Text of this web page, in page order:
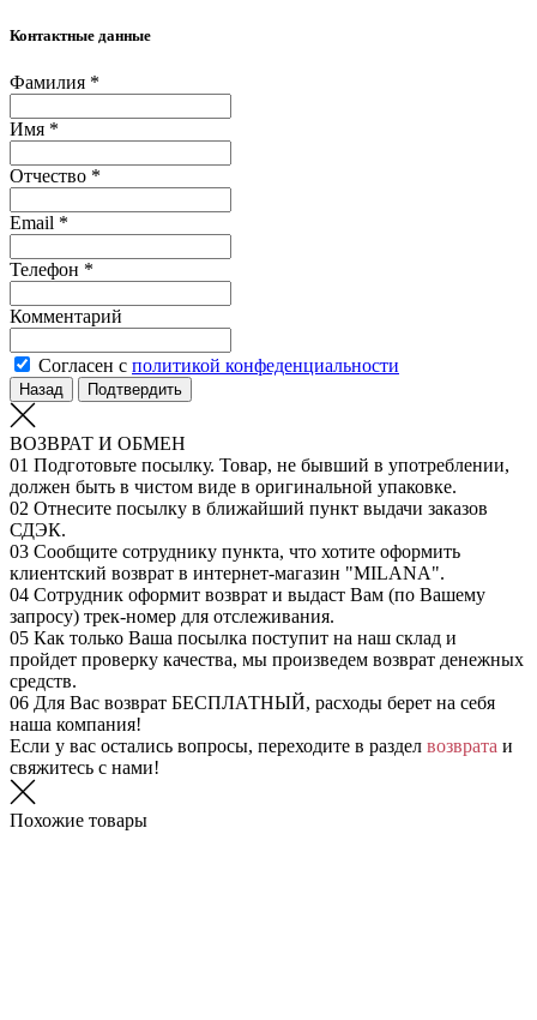
Контактные данные
Фамилия *
Имя *
Отчество *
Email *
Телефон *
Комментарий
Согласен с политикой конфеденциальности
Назад Подтвердить
ВОЗВРАТ И ОБМЕН
01 Подготовьте посылку. Товар, не бывший в употреблении,
должен быть в чистом виде в оригинальной упаковке.
02 Отнесите посылку в ближайший пункт выдачи заказов
СДЭК.
03 Сообщите сотруднику пункта, что хотите оформить
клиентский возврат в интернет-магазин "MILANA".
04 Сотрудник оформит возврат и выдаст Вам (по Вашему
запросу) трек-номер для отслеживания.
05 Как только Ваша посылка поступит на наш склад и
пройдет проверку качества, мы произведем возврат денежных
средств.
06 Для Вас возврат БЕСПЛАТНЫЙ, расходы берет на себя
наша компания!
Если у вас остались вопросы, переходите в раздел возврата и
свяжитесь с нами!
Похожие товары